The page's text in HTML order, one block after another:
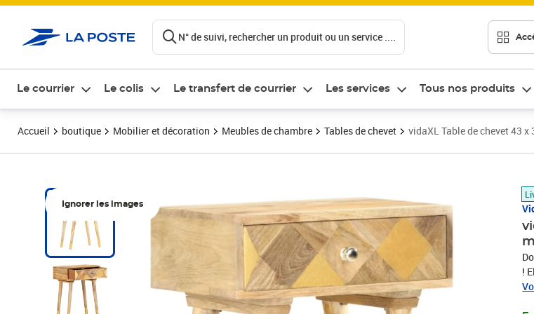
N° de suivi, rechercher un produit ou un service ....
Le courrier Le colis Le transfert de courrier Les services Tous nos produits
Accueil boutique Mobilier et décoration Meubles de chambre Tables de chevet vidaXL Table de chevet 43
Ignorer les images
!